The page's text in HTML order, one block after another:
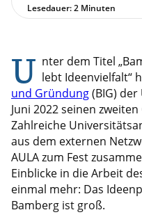
Lesedauer: 2 Minuten
U nter dem Titel
lebt Ideenvielfalt“
und Gründung(BIG) der
Juni 2022 seinen
Zahlreiche
aus dem externen
AULA zum Fest
Einblicke in die Arbeit
einmal mehr: Das
Bamberg ist groß.